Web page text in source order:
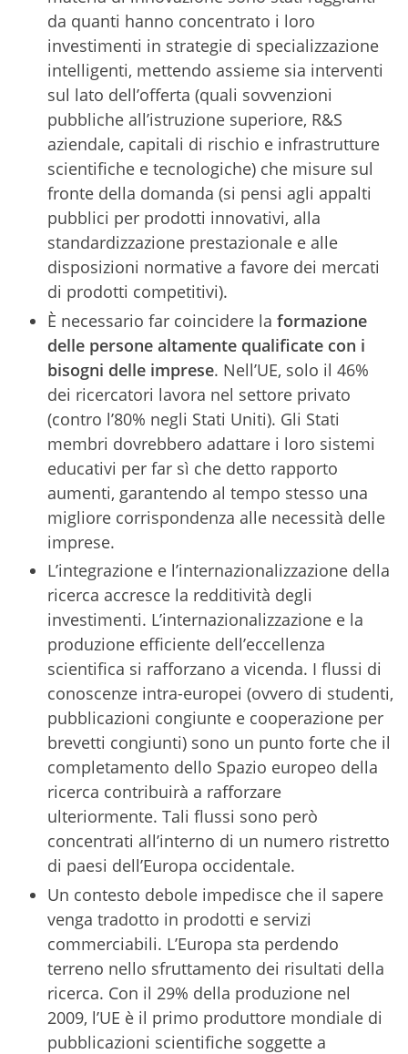
da quanti hanno concentrato i loro
investimenti in strategie di specializzazione
intelligenti, mettendo assieme sia interventi
sul lato dell’offerta (quali sovvenzioni
pubbliche all’istruzione superiore, R&S
aziendale, capitali di rischio e infrastrutture
scientifiche e tecnologiche) che misure sul
fronte della domanda (si pensi agli appalti
pubblici per prodotti innovativi, alla
standardizzazione prestazionale e alle
disposizioni normative a favore dei mercati
di prodotti competitivi).
È necessario far coincidere la formazione
delle persone altamente qualificate con i
bisogni delle imprese. Nell’UE, solo il 46%
dei ricercatori lavora nel settore privato
(contro l’80% negli Stati Uniti). Gli Stati
membri dovrebbero adattare i loro sistemi
educativi per far sì che detto rapporto
aumenti, garantendo al tempo stesso una
migliore corrispondenza alle necessità delle
imprese.
L’integrazione e l’internazionalizzazione della
ricerca accresce la redditività degli
investimenti. L’internazionalizzazione e la
produzione efficiente dell’eccellenza
scientifica si rafforzano a vicenda. I flussi di
conoscenze intra-europei (ovvero di studenti,
pubblicazioni congiunte e cooperazione per
brevetti congiunti) sono un punto forte che il
completamento dello Spazio europeo della
ricerca contribuirà a rafforzare
ulteriormente. Tali flussi sono però
concentrati all’interno di un numero ristretto
di paesi dell’Europa occidentale.
Un contesto debole impedisce che il sapere
venga tradotto in prodotti e servizi
commerciabili. L’Europa sta perdendo
terreno nello sfruttamento dei risultati della
ricerca. Con il 29% della produzione nel
2009, l’UE è il primo produttore mondiale di
pubblicazioni scientifiche soggette a